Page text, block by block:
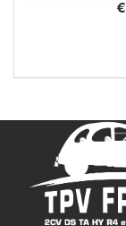
€